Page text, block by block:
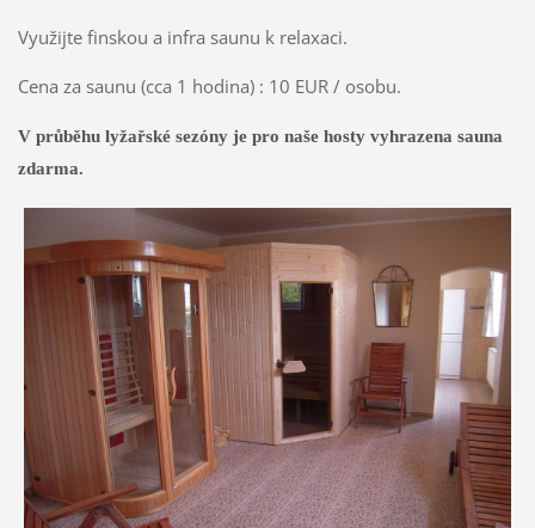
Využijte finskou a infra saunu k relaxaci.
Cena za saunu (cca 1 hodina) : 10 EUR / osobu.
V průběhu lyžařské sezóny je pro naše hosty vyhrazena sauna
zdarma.